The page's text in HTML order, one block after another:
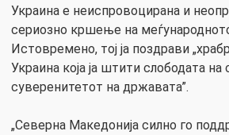
Украина е неиспровоцирана и
сериозно кршење на
Истовремено, тој ја поздрави
Украина која ја штити слободата на
суверенитетот на државата”.
„Северна Македонија силно го